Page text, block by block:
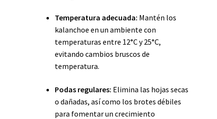
Temperatura adecuada: Mantén los
kalanchoe en un ambiente con
temperaturas entre 12°C y 25°C,
evitando cambios bruscos de
temperatura.
Podas regulares: Elimina las hojas secas
o dañadas, así como los brotes débiles
para fomentar un crecimiento